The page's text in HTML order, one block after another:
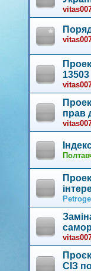
13503
прав
СІЗ